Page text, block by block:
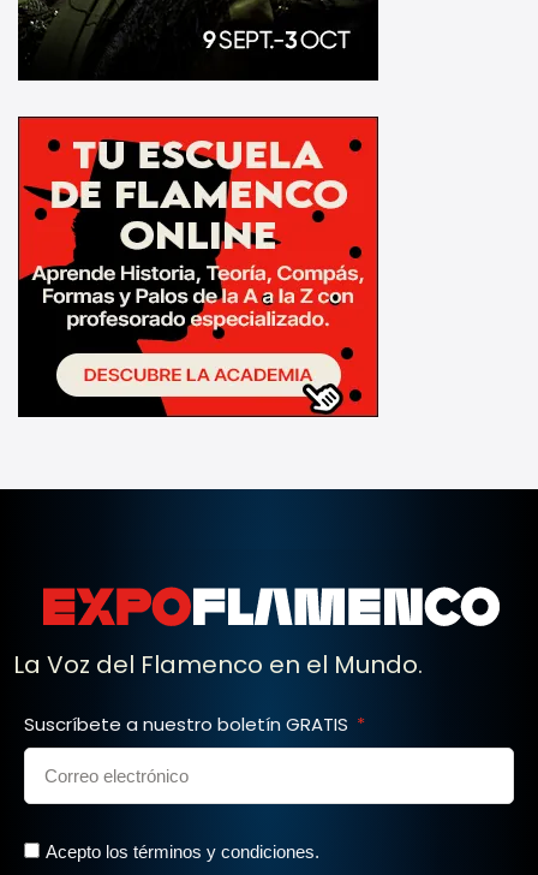
La Voz del Flamenco en el Mundo.
Suscríbete a nuestro boletín GRATIS
Acepto los términos y condiciones.